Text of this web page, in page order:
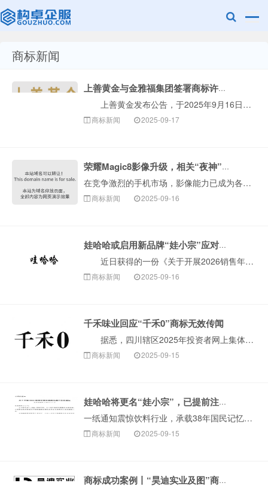
产网
商标新闻
上善黄金与金雅福集团签署商标许可协议
上善黄金发布公告，于2025年9月16日，深圳金雅福控股集团有限公司(金雅福集团)作为许可方已与本公司全资附属公司香港上善科技发展有限公司(上善科···
商标新闻 2025-09-17
荣耀Magic8影像升级，相关“夜神”商标已布局！
在竞争激烈的手机市场，影像能力已成为各大品牌角逐的焦点。近期，荣耀终端股份有限公司（简称荣耀）的CEO官宣预热了Magic8系列新机，并透露了“两亿长···
商标新闻 2025-09-16
娃哈哈或启用新品牌“娃小宗”应对商标风险
近日获得的一份《关于开展2026销售年度经销商沟通工作的通知》显示，自娃哈哈集团创始人离世后，公司正努力推进解决历史遗留问题。为维护“娃哈哈”品牌···
商标新闻 2025-09-16
千禾味业回应“千禾0”商标无效传闻
据悉，四川辖区2025年投资者网上集体接待日及半年报业绩说明会在线上举行。千禾味业相关负责人在回应投资者提问时表示，有关“千禾0”商标被宣告无效的···
商标新闻 2025-09-15
娃哈哈将更名“娃小宗”，已提前注册商标！
一纸通知震惊饮料行业，承载38年国民记忆的“娃哈哈”品牌可能即将告别舞台。9月12日，娃哈哈集团旗下杭州娃哈哈宏辉食品饮料有限···
商标新闻 2025-09-15
商标成功案例丨“昊迪实业及图”商标驳回复审成功